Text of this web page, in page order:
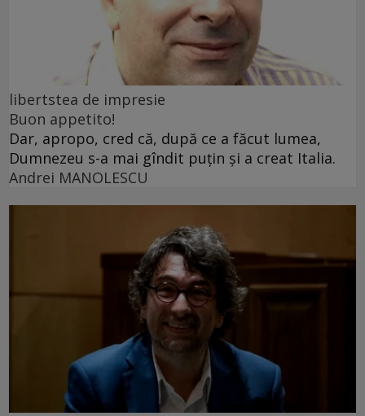
libertstea de impresie
Buon appetito!
Dar, apropo, cred că, după ce a făcut lumea,
Dumnezeu s-a mai gîndit puțin și a creat Italia.
Andrei MANOLESCU